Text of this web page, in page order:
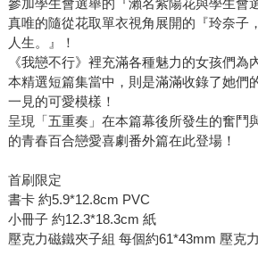
參加學生會選舉的『瀨名紫陽花與學生會
真唯的隨從花取單衣視角展開的『玲奈子
人生。』！
《我戀不行》裡充滿各種魅力的女孩們為
本精選短篇集當中，則是滿滿收錄了她們
一見的可愛模樣！
呈現「五重奏」在本篇幕後所發生的奮鬥
的青春百合戀愛喜劇番外篇在此登場！
首刷限定
書卡 約5.9*12.8cm PVC
小冊子 約12.3*18.3cm 紙
壓克力磁鐵夾子組 每個約61*43mm 壓克